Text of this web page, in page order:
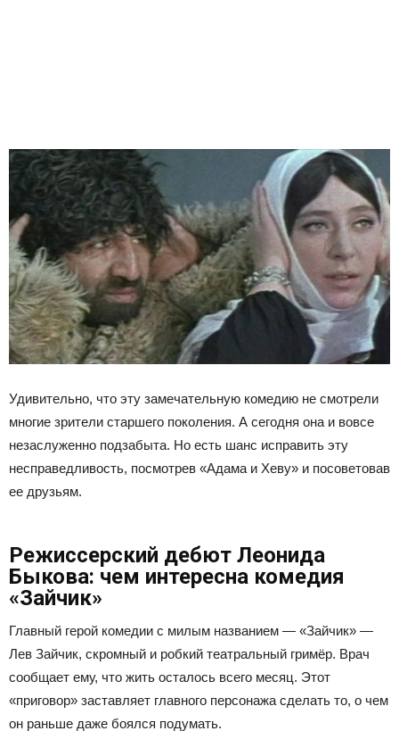
Удивительно, что эту замечательную комедию не смотрели
многие зрители старшего поколения. А сегодня она и вовсе
незаслуженно подзабыта. Но есть шанс исправить эту
несправедливость, посмотрев «Адама и Хеву» и посоветовав
ее друзьям.
Режиссерский дебют Леонида
Быкова: чем интересна комедия
«Зайчик»
Главный герой комедии с милым названием — «Зайчик» —
Лев Зайчик, скромный и робкий театральный гримёр. Врач
сообщает ему, что жить осталось всего месяц. Этот
«приговор» заставляет главного персонажа сделать то, о чем
он раньше даже боялся подумать.